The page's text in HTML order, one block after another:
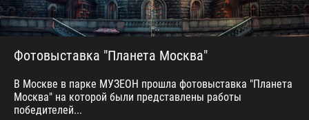
Фотовыставка "Планета Москва"
В Москве в парке МУЗЕОН прошла фотовыставка "Планета
Москва" на которой были представлены работы
победителей...